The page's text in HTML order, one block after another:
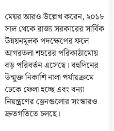
মেয়র আরও উল্লেখ করেন, ২০১৮
সাল থেকে রাজ্য সরকারের সার্বিক
উন্নয়নমূলক পদক্ষেপের ফলে
আগরতলা শহরের পরিকাঠামোয়
বড় পরিবর্তন এসেছে। বহুদিনের
উন্মুক্ত নিকাশি নালা পর্যায়ক্রমে
ঢেকে ফেলা হচ্ছে এবং বন্যা
নিয়ন্ত্রণের ড্রেনগুলোর সংস্কারও
দ্রুতগতিতে চলছে।